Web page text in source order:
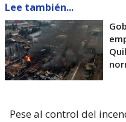
Lee también...
Pese al control del